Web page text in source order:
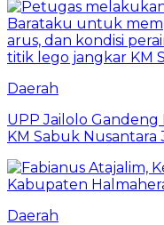
Daerah
UPP Jailolo
KM Sabuk Nusantara
Daerah